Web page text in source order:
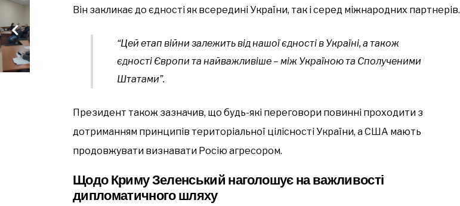
Він закликає до єдності як всередині України, так і серед міжнародних партнерів.
“Цей етап війни залежить від нашої єдності в Україні, а також
єдності Європи та найважливіше – між Україною та Сполученими
Штатами”.
Президент також зазначив, що будь-які переговори повинні проходити з
дотриманням принципів територіальної цілісності України, а США мають
продовжувати визнавати Росію агресором.
Щодо Криму Зеленський наголошує на важливості
дипломатичного шляху